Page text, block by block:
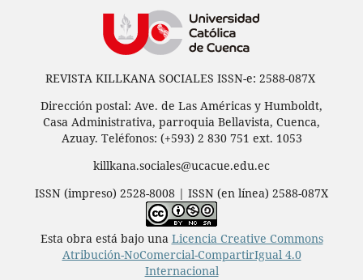
REVISTA KILLKANA SOCIALES ISSN-e: 2588-087X
Dirección postal: Ave. de Las Américas y Humboldt,
Casa Administrativa, parroquia Bellavista, Cuenca,
Azuay. Teléfonos: (+593) 2 830 751 ext. 1053
killkana.sociales@ucacue.edu.ec
ISSN (impreso) 2528-8008 | ISSN (en línea) 2588-087X
Esta obra está bajo una Licencia Creative Commons
Atribución-NoComercial-CompartirIgual 4.0
Internacional